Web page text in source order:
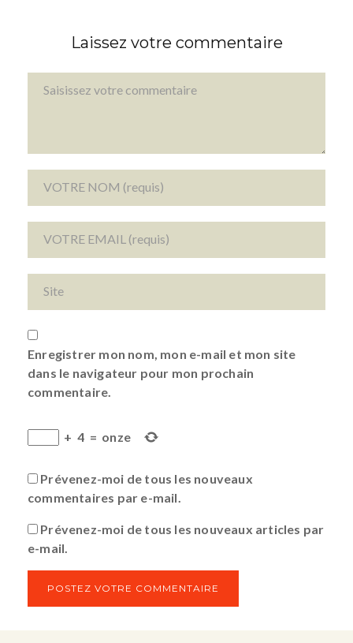
Laissez votre commentaire
Enregistrer mon nom, mon e-mail et mon site
dans le navigateur pour mon prochain
commentaire.
+ 4 = onze
Prévenez-moi de tous les nouveaux
commentaires par e-mail.
Prévenez-moi de tous les nouveaux articles par
e-mail.